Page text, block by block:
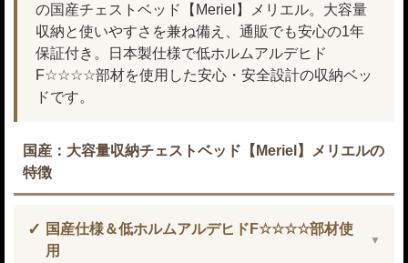
の国産チェストベッド【Meriel】メリエル。大容量
収納と使いやすさを兼ね備え、通販でも安心の1年
保証付き。日本製仕様で低ホルムアルデヒド
F☆☆☆☆部材を使用した安心・安全設計の収納ベッ
ドです。
国産：大容量収納チェストベッド【Meriel】メリエルの
特徴
国産仕様＆低ホルムアルデヒドF☆☆☆☆部材使
用